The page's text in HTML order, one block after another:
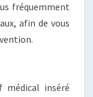
fréquemment
afin de vous
inséré